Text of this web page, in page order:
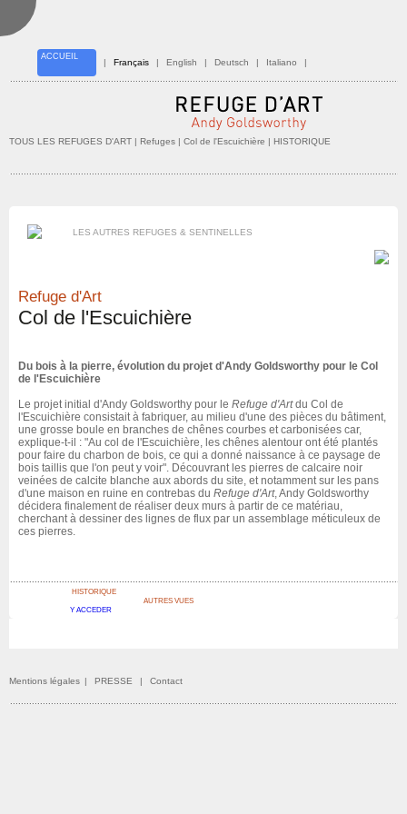
ACCUEIL
| Français | English | Deutsch | Italiano |
TOUS LES REFUGES D'ART | Refuges | Col de l'Escuichière | HISTORIQUE
LES AUTRES REFUGES & SENTINELLES
Refuge d'Art
Col de l'Escuichière
Du bois à la pierre, évolution du projet d'Andy Goldsworthy pour le Col
de l'Escuichière
Le projet initial d'Andy Goldsworthy pour le Refuge d'Artdu Col de
l'Escuichière consistait à fabriquer, au milieu d'une des pièces du bâtiment,
une grosse boule en branches de chênes courbes et carbonisées car,
explique-t-il : "Au col de l'Escuichière, les chênes alentour ont été plantés
pour faire du charbon de bois, ce qui a donné naissance à ce paysage de
bois taillis que l'on peut y voir". Découvrant les pierres de calcaire noir
veinées de calcite blanche aux abords du site, et notamment sur les pans
d'une maison en ruine en contrebas du Refuge d'Art, Andy Goldsworthy
décidera finalement de réaliser deux murs à partir de ce matériau,
cherchant à dessiner des lignes de flux par un assemblage méticuleux de
ces pierres.
HISTORIQUE
Y ACCEDER
AUTRES VUES
Mentions légales | PRESSE | Contact